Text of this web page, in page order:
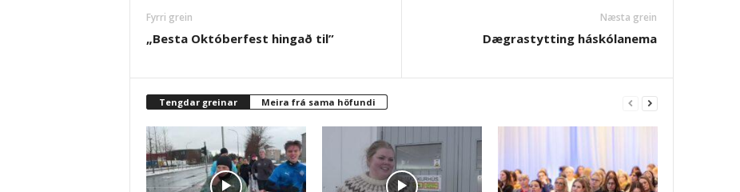
Fyrri grein
„Besta Októberfest hingað til”
Næsta grein
Dægrastytting háskólanema
Tengdar greinar Meira frá sama höfundi